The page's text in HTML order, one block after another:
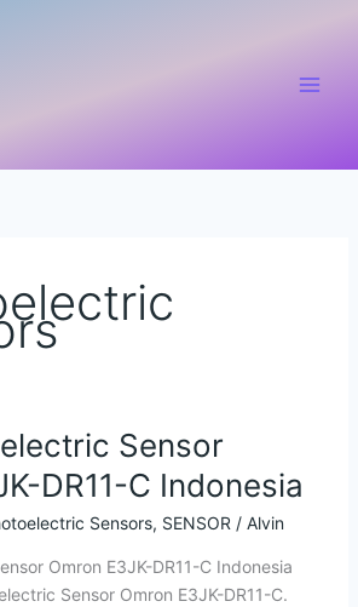
Sensor
DR11-C Indonesia
Sensors, SENSOR / Alvin
Omron E3JK-DR11-C Indonesia
Sensor Omron E3JK-DR11-C.